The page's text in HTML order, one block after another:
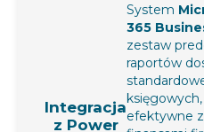
Integracja
z Power
System
365
zestaw
raportów
efektywne